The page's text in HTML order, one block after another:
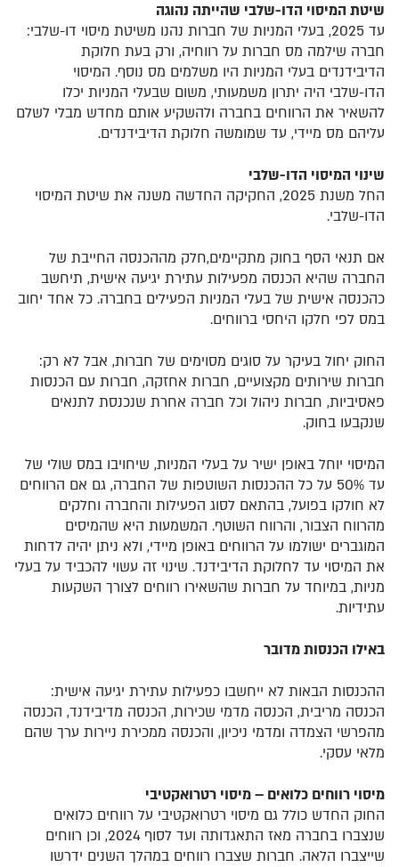
שיטת המיסוי הדו-שלבי שהייתה נהוגה
עד 2025, בעלי המניות של חברות נהנו משיטת מיסוי דו-שלבי:
חברה שילמה מס חברות על רווחיה, ורק בעת חלוקת
הדיבידנדים בעלי המניות היו משלמים מס נוסף. המיסוי
הדו-שלבי היה יתרון משמעותי, משום שבעלי המניות יכלו
להשאיר את הרווחים בחברה ולהשקיע אותם מחדש מבלי לשלם
עליהם מס מיידי, עד שמומשה חלוקת הדיבידנדים.
שינוי המיסוי הדו-שלבי
החל משנת 2025, החקיקה החדשה משנה את שיטת המיסוי
הדו-שלבי.
אם תנאי הסף בחוק מתקיימים,חלק מההכנסה החייבת של
החברה שהיא הכנסה מפעילות עתירת יגיעה אישית, תיחשב
כהכנסה אישית של בעלי המניות הפעילים בחברה. כל אחד יחוב
במס לפי חלקו היחסי ברווחים.
החוק יחול בעיקר על סוגים מסוימים של חברות, אבל לא רק:
חברות שירותים מקצועיים, חברות אחזקה, חברות עם הכנסות
פאסיביות, חברות ניהול וכל חברה אחרת שנכנסת לתנאים
שנקבעו בחוק.
המיסוי יוחל באופן ישיר על בעלי המניות, שיחויבו במס שולי של
עד 50% על כל ההכנסות השוטפות של החברה, גם אם הרווחים
לא חולקו בפועל, בהתאם לסוג הפעילות והחברה וחלקים
מהרווח הצבור, והרווח השוטף. המשמעות היא שהמיסים
המוגברים ישולמו על הרווחים באופן מיידי, ולא ניתן יהיה לדחות
את המיסוי עד לחלוקת הדיבידנד. שינוי זה עשוי להכביד על בעלי
מניות, במיוחד על חברות שהשאירו רווחים לצורך השקעות
עתידיות.
באילו הכנסות מדובר
ההכנסות הבאות לא ייחשבו כפעילות עתירת יגיעה אישית:
הכנסה מריבית, הכנסה מדמי שכירות, הכנסה מדיבידנד, הכנסה
מהפרשי הצמדה ומדמי ניכיון, והכנסה ממכירת ניירות ערך שהם
מלאי עסקי.
מיסוי רווחים כלואים – מיסוי רטרואקטיבי
החוק החדש כולל גם מיסוי רטרואקטיבי על רווחים כלואים
שנצברו בחברה מאז התאגדותה ועד לסוף 2024, וכן רווחים
שייצברו הלאה. חברות שצברו רווחים במהלך השנים ידרשו